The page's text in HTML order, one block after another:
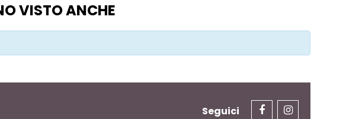
VISTO ANCHE
Seguici